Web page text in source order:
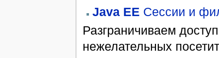
Java EE Сессии и
Разграничиваем
нежелательных